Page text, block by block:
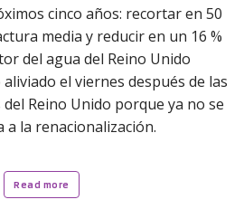
cinco años: recortar en 50
media y reducir en un 16 %
del agua del Reino Unido
el viernes después de las
Reino Unido porque ya no se
la renacionalización.
Read more